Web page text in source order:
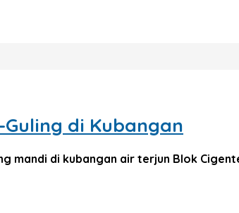
di Kubangan
mandi di kubangan air terjun Blok